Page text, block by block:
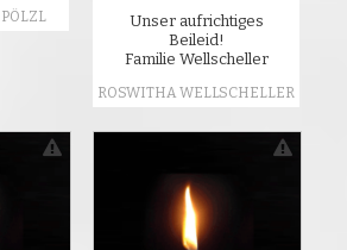
Unser aufrichtiges
Beileid!
Familie Wellscheller
ROSWITHA WELLSCHELLER